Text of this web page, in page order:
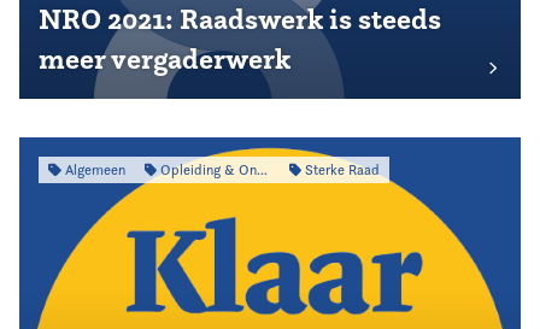
NRO 2021: Raadswerk is steeds
meer vergaderwerk
Algemeen Opleiding & Ontwikkeling Sterke Raad